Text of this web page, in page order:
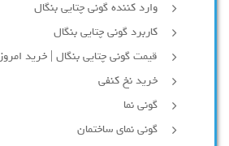
وارد کننده گونی چتایی بنگال
کاربرد گونی چتایی بنگال
قیمت گونی چتایی بنگال | خرید امروز
خرید نخ کنفی
گونی نما
گونی نمای ساختمان